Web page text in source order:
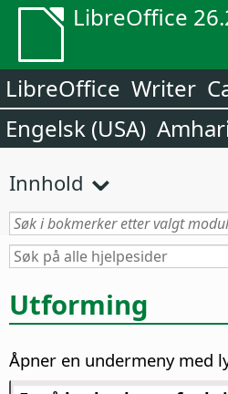
LibreOffice
LibreOffice Writer
Engelsk (USA)
Innhold
Utforming
Åpner en undermeny med